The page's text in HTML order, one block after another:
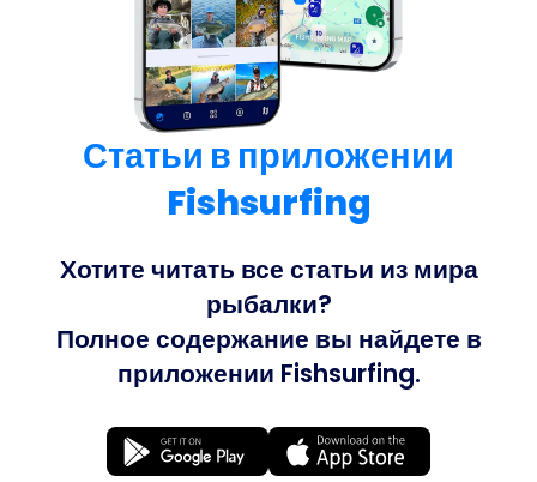
Статьи в приложении
Fishsurfing
Хотите читать все статьи из мира
рыбалки?
Полное содержание вы найдете в
приложении Fishsurfing.